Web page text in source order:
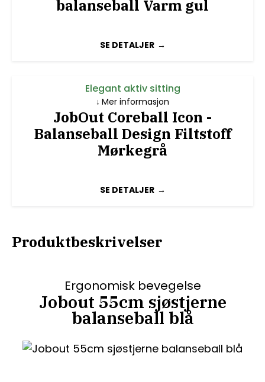
balanseball Varm gul
SE DETALJER
Elegant aktiv sitting
JobOut Coreball Icon -
Balanseball Design Filtstoff
Mørkegrå
SE DETALJER
Mer informasjon
Produktbeskrivelser
Ergonomisk bevegelse
Jobout 55cm sjøstjerne
balanseball blå